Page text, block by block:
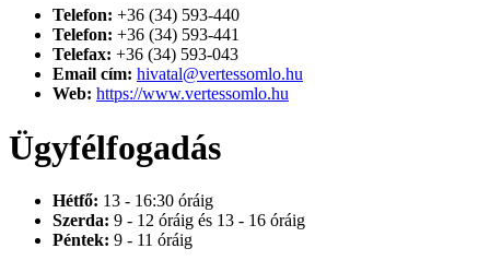
Telefon: +36 (34) 593-440
Telefon: +36 (34) 593-441
Telefax: +36 (34) 593-043
Email cím: hivatal@vertessomlo.hu
Web: https://www.vertessomlo.hu
Ügyfélfogadás
Hétfő: 13 - 16:30 óráig
Szerda: 9 - 12 óráig és 13 - 16 óráig
Péntek: 9 - 11 óráig